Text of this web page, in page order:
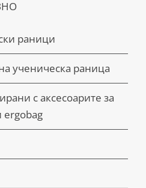
раници
ученическа раница
с аксесоарите за
ergobag